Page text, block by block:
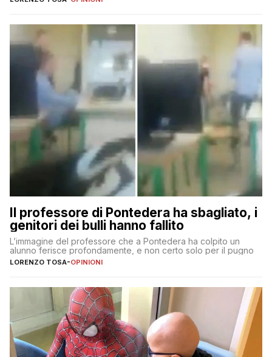
Il professore di Pontedera ha sbagliato, i
genitori dei bulli hanno fallito
L’immagine del professore che a Pontedera ha colpito un
alunno ferisce profondamente, e non certo solo per il pugno
LORENZO TOSA-OPINIONI